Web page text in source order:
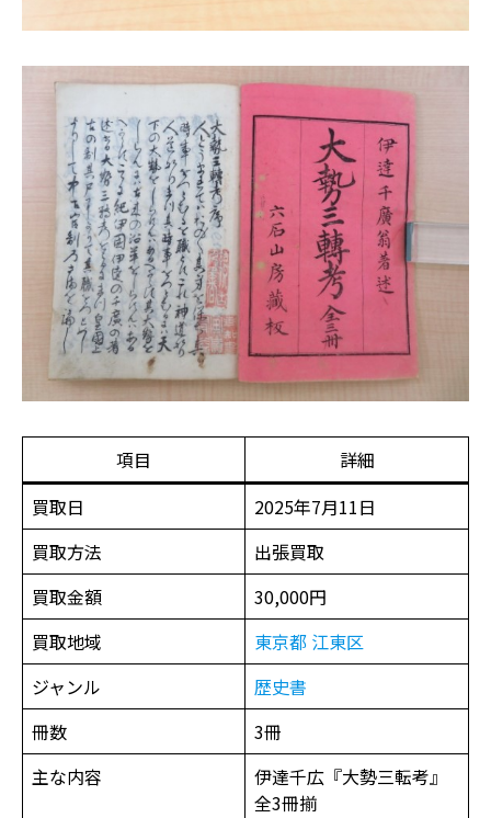
項目
詳細
買取日
2025年7月11日
買取方法
出張買取
買取金額
30,000円
買取地域
東京都 江東区
ジャンル
歴史書
冊数
3冊
主な内容
伊達千広『大勢三転考』
全3冊揃